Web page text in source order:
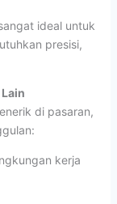
ideal untuk
presisi,
di pasaran,
kerja